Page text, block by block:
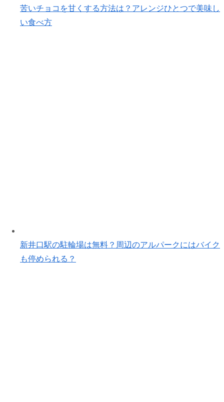
苦いチョコを甘くする方法は？アレンジひとつで美味し
い食べ方
新井口駅の駐輪場は無料？周辺のアルパークにはバイク
も停められる？